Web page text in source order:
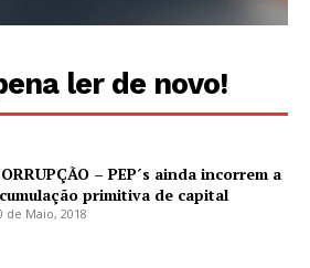
ler de novo!
– PEP´s ainda incorrem a
primitiva de capital
de Maio, 2018